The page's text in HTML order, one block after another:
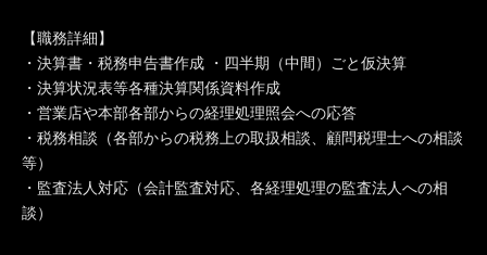
【職務詳細】
・決算書・税務申告書作成 ・四半期（中間）ごと仮決算
・決算状況表等各種決算関係資料作成
・営業店や本部各部からの経理処理照会への応答
・税務相談（各部からの税務上の取扱相談、顧問税理士への相談
等）
・監査法人対応（会計監査対応、各経理処理の監査法人への相
談）